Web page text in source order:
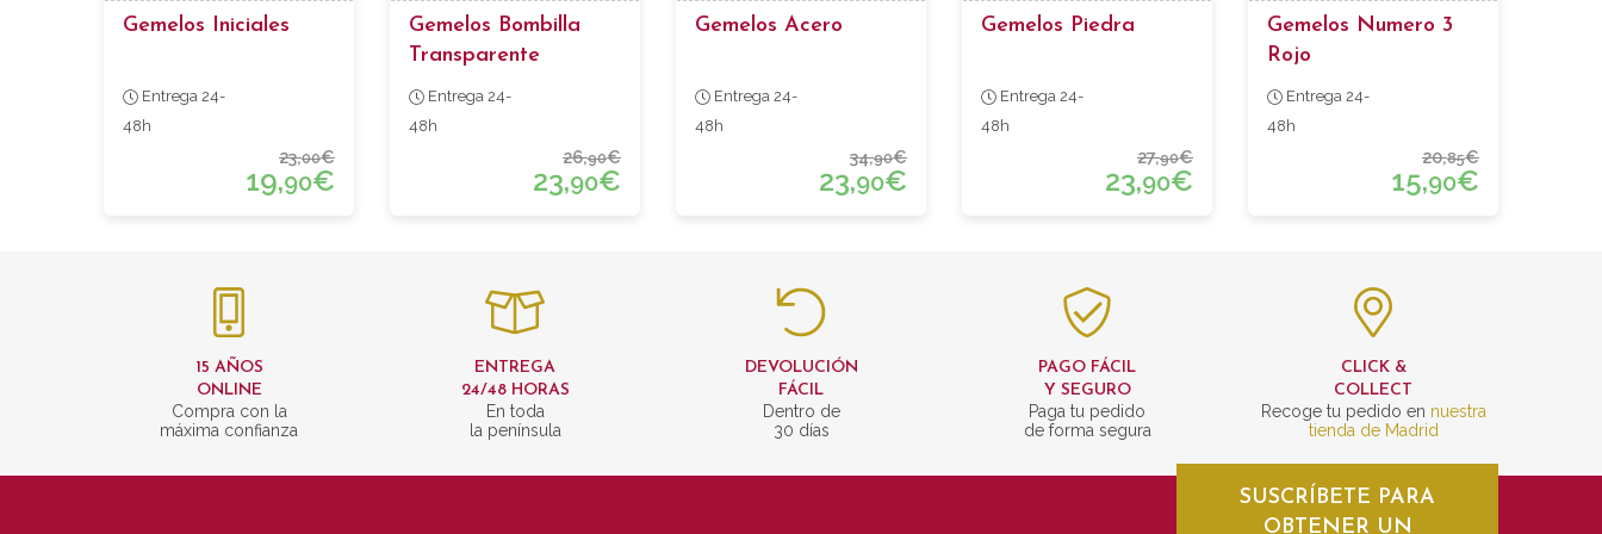
Gemelos Iniciales
Entrega 24-
48h
23,00€
19,90€
Gemelos Bombilla
Transparente
Entrega 24-
48h
26,90€
23,90€
Gemelos Acero
Entrega 24-
48h
34,90€
23,90€
Gemelos Piedra
Entrega 24-
48h
27,90€
23,90€
Gemelos Numero 3
Rojo
Entrega 24-
48h
20,85€
15,90€
15 AÑOS
ONLINE
Compra con la
máxima confianza
ENTREGA
24/48 HORAS
En toda
la península
DEVOLUCIÓN
FÁCIL
Dentro de
30 días
PAGO FÁCIL
Y SEGURO
Paga tu pedido
de forma segura
CLICK &
COLLECT
Recoge tu pedido en nuestra
tienda de Madrid
SUSCRÍBETE PARA
OBTENER UN